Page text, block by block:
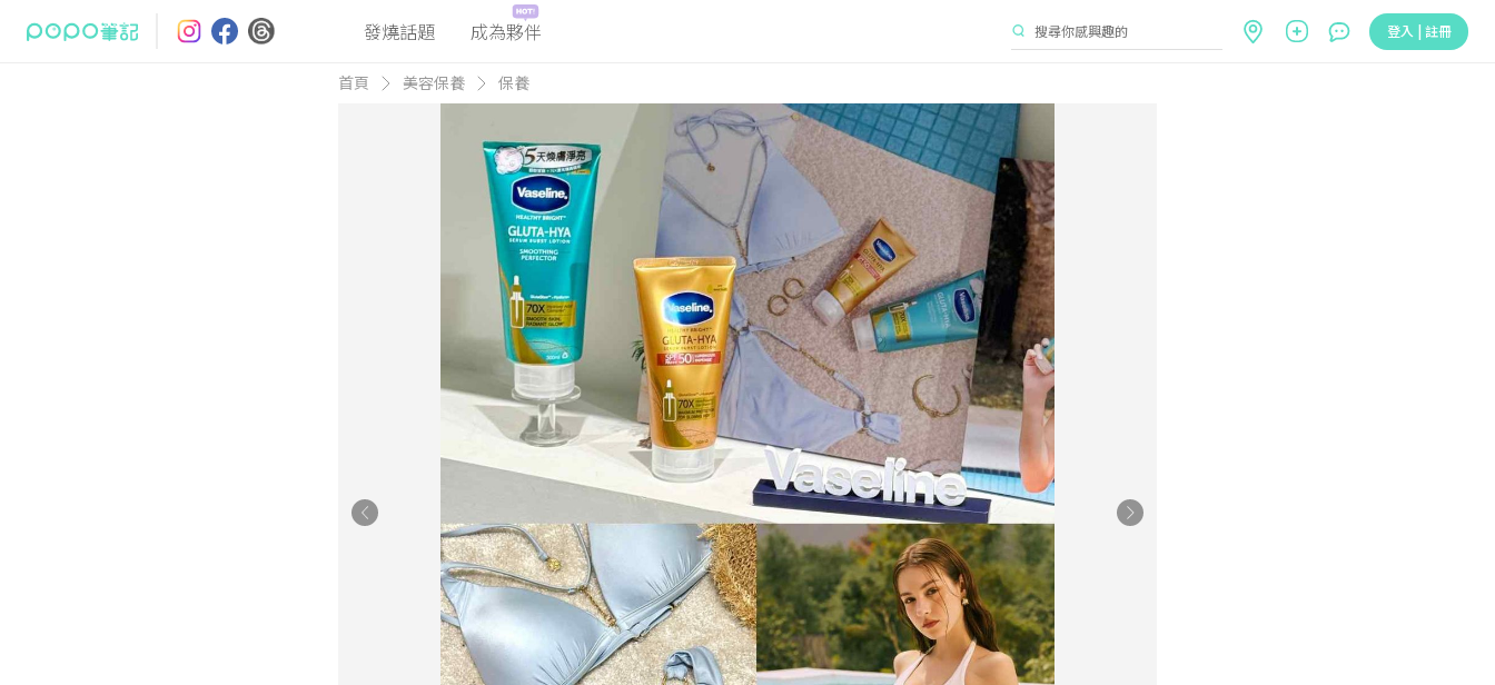
發燒話題 成為夥伴 登入 | 註冊
首頁 美容保養 保養